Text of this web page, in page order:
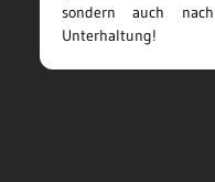
sondern auch
Unterhaltung!